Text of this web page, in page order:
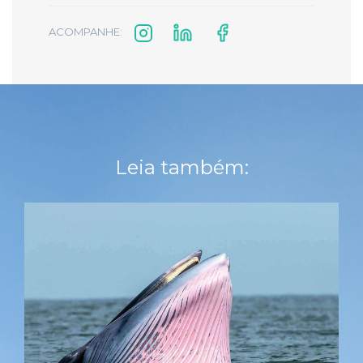
ACOMPANHE:
Leia também: